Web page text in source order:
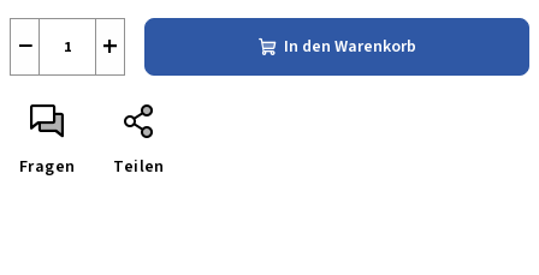
+
− In den Warenkorb
Fragen Teilen